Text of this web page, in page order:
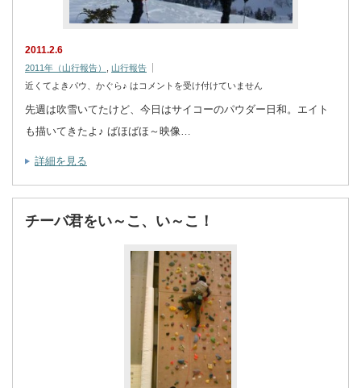
2011.2.6
2011年（山行報告）
山行報告
近くてよきパウ、かぐら♪ は コメントを受け付けていません
先週は吹雪いてたけど、今日はサイコーのパウダー日和。エイト
も描いてきたよ♪ ばほばほ～映像…
詳細を見る
チーバ君をい～こ、い～こ！